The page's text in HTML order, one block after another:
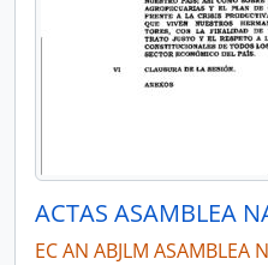
EC AN ABJLM ASAMBLEA